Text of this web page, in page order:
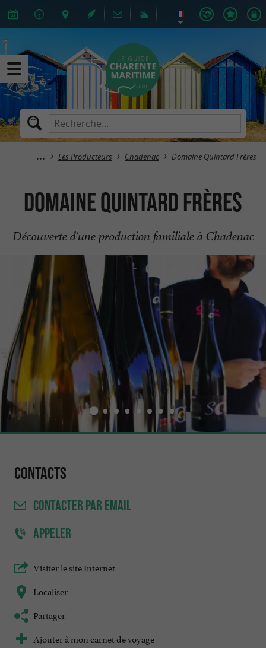
Les Producteurs Chadenac Domaine Quintard Frères
Domaine Quintard Frères
Découverte d'une production familiale à Chadenac
Contacts
CONTACTER PAR EMAIL
APPELER
Visiter le site Internet
Localiser
Partager
Ajouter à mon carnet de voyage